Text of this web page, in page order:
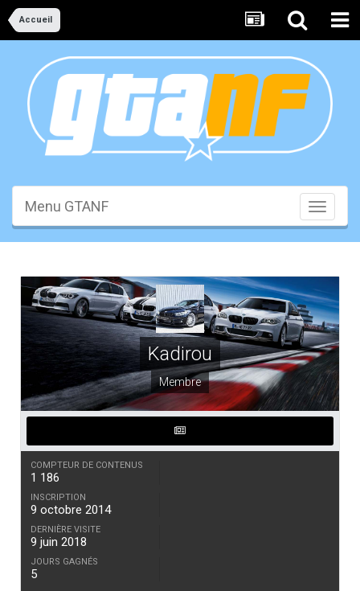
Accueil
Toggle
Menu GTANF
Kadirou
Membre
COMPTEUR DE CONTENUS
1 186
INSCRIPTION
9 octobre 2014
DERNIÈRE VISITE
9 juin 2018
JOURS GAGNÉS
5